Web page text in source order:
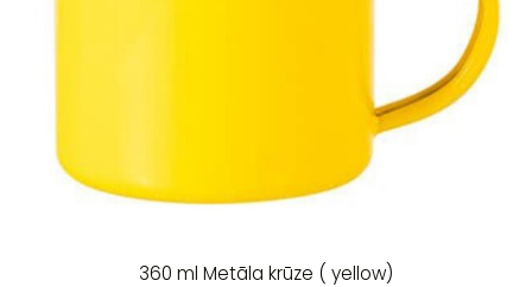
360 ml Metāla krūze ( yellow)